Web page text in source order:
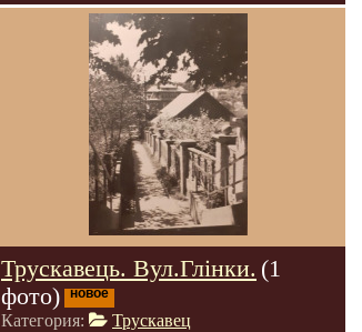
Трускавець. Вул.Глінки. (1
фото)
новое
Категория:
Трускавец